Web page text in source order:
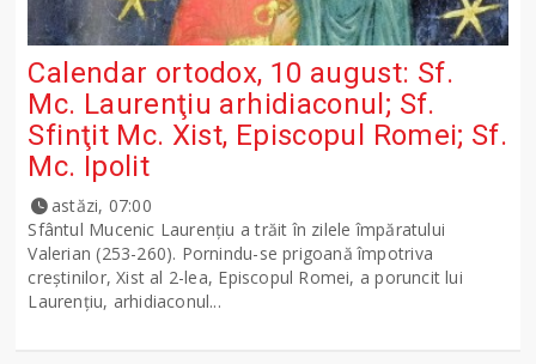
Calendar ortodox, 10 august: Sf.
Mc. Laurenţiu arhidiaconul; Sf.
Sfinţit Mc. Xist, Episcopul Romei; Sf.
Mc. Ipolit
astăzi, 07:00
Sfântul Mucenic Laurenţiu a trăit în zilele împăratului
Valerian (253-260). Pornindu-se prigoană împotriva
creştinilor, Xist al 2-lea, Episcopul Romei, a poruncit lui
Laurenţiu, arhidiaconul...